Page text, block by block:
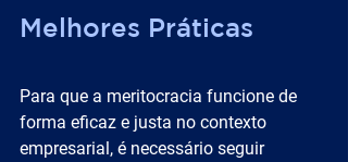
Melhores Práticas
Para que a meritocracia funcione de
forma eficaz e justa no contexto
empresarial, é necessário seguir